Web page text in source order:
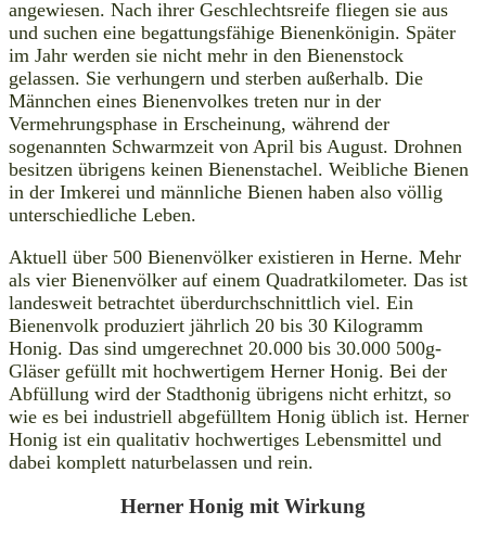
angewiesen. Nach ihrer Geschlechtsreife fliegen sie aus
und suchen eine begattungsfähige Bienenkönigin. Später
im Jahr werden sie nicht mehr in den Bienenstock
gelassen. Sie verhungern und sterben außerhalb. Die
Männchen eines Bienenvolkes treten nur in der
Vermehrungsphase in Erscheinung, während der
sogenannten Schwarmzeit von April bis August. Drohnen
besitzen übrigens keinen Bienenstachel. Weibliche Bienen
in der Imkerei und männliche Bienen haben also völlig
unterschiedliche Leben.
Aktuell über 500 Bienenvölker existieren in Herne. Mehr
als vier Bienenvölker auf einem Quadratkilometer. Das ist
landesweit betrachtet überdurchschnittlich viel. Ein
Bienenvolk produziert jährlich 20 bis 30 Kilogramm
Honig. Das sind umgerechnet 20.000 bis 30.000 500g-
Gläser gefüllt mit hochwertigem Herner Honig. Bei der
Abfüllung wird der Stadthonig übrigens nicht erhitzt, so
wie es bei industriell abgefülltem Honig üblich ist. Herner
Honig ist ein qualitativ hochwertiges Lebensmittel und
dabei komplett naturbelassen und rein.
Herner Honig mit Wirkung